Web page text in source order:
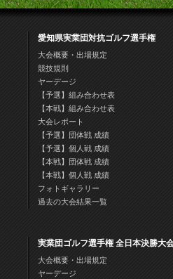
愛知県実業団対抗ゴルフ選手権
大会概要・出場規定
競技規則
ヤーデージ
【予選】組み合わせ表
【本戦】組み合わせ表
大会レポート
【予選】団体戦 成績
【予選】個人戦 成績
【本戦】団体戦 成績
【本戦】個人戦 成績
フォトギャラリー
過去の大会結果一覧
実業団ゴルフ選手権 全日本決勝大
大会概要・出場規定
ヤーデージ